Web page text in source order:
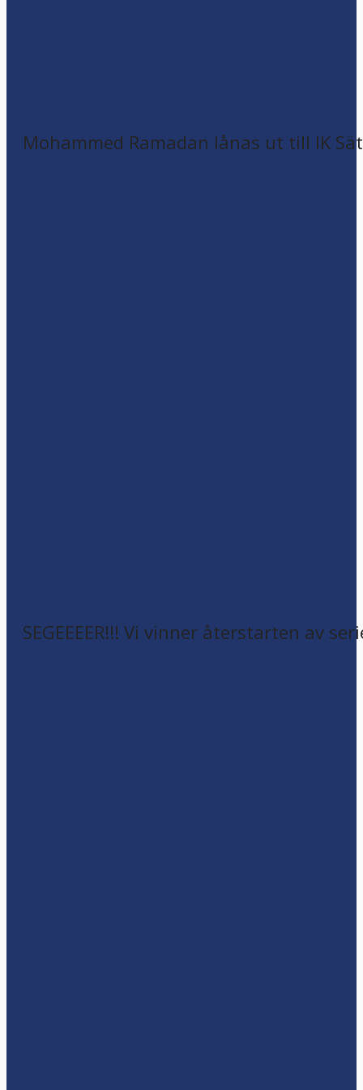
Mohammed Ramadan lånas ut till IK
SEGEEEER!!! Vi vinner återstarten av